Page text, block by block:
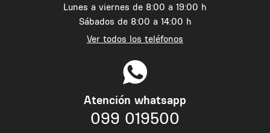
Lunes a viernes de 8:00 a 19:00 h
Sábados de 8:00 a 14:00 h
Ver todos los teléfonos
Atención whatsapp
099 019500